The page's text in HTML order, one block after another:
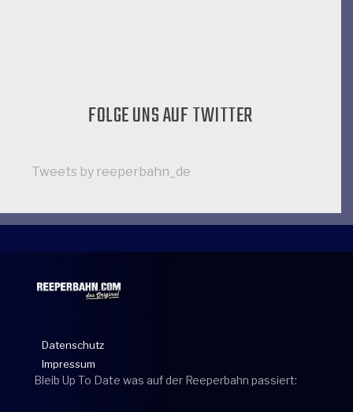
FOLGE UNS AUF TWITTER
Tweets by reeperbahn_de
Datenschutz
Impressum
Bleib Up To Date was auf der Reeperbahn passiert: